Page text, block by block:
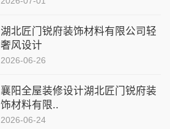
湖北匠门锐府装饰材料有限公司轻
奢风设计
2026-06-26
襄阳全屋装修设计湖北匠门锐府装
饰材料有限..
2026-06-24